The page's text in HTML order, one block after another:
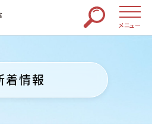
メニュー
着情報